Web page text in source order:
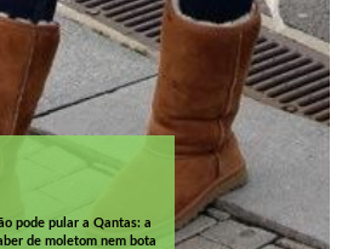
pode pular a Qantas: a
de moletom nem bota